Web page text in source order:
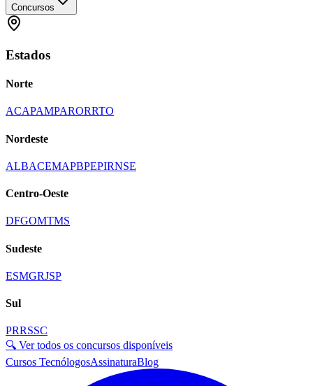
Concursos
Estados
Norte
ACAPAMPARORRTO
Nordeste
ALBACEMAPBPEPIRNSE
Centro-Oeste
DFGOMTMS
Sudeste
ESMGRJSP
Sul
PRRSSC
🔍 Ver todos os concursos disponíveis
Cursos TecnólogosAssinaturaBlog